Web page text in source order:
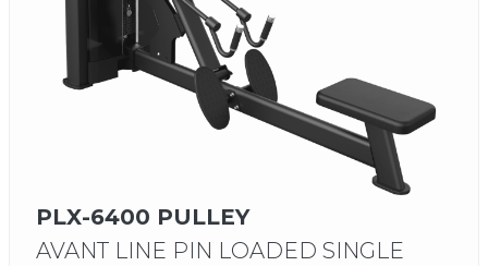
PLX-6400 PULLEY
AVANT LINE PIN LOADED SINGLE